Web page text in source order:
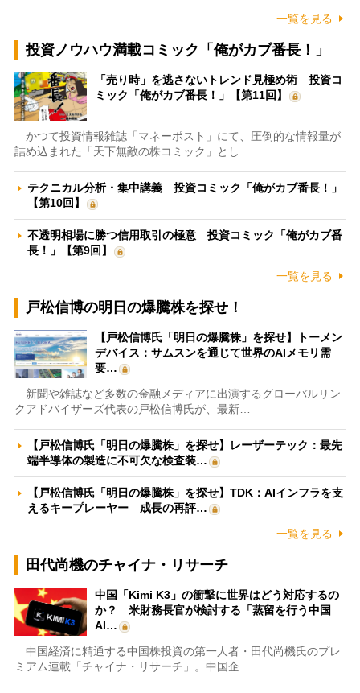
一覧を見る
投資ノウハウ満載コミック「俺がカブ番長！」
「売り時」を逃さないトレンド見極め術 投資コ
ミック「俺がカブ番長！」【第11回】
かつて投資情報雑誌「マネーポスト」にて、圧倒的な情報量が
詰め込まれた「天下無敵の株コミック」とし…
テクニカル分析・集中講義 投資コミック「俺がカブ番長！」
【第10回】
不透明相場に勝つ信用取引の極意 投資コミック「俺がカブ番
長！」【第9回】
一覧を見る
戸松信博の明日の爆騰株を探せ！
【戸松信博氏「明日の爆騰株」を探せ】トーメン
デバイス：サムスンを通じて世界のAIメモリ需
要…
新聞や雑誌など多数の金融メディアに出演するグローバルリン
クアドバイザーズ代表の戸松信博氏が、最新…
【戸松信博氏「明日の爆騰株」を探せ】レーザーテック：最先
端半導体の製造に不可欠な検査装…
【戸松信博氏「明日の爆騰株」を探せ】TDK：AIインフラを支
えるキープレーヤー 成長の再評…
一覧を見る
田代尚機のチャイナ・リサーチ
中国「Kimi K3」の衝撃に世界はどう対応するの
か？ 米財務長官が検討する「蒸留を行う中国
AI…
中国経済に精通する中国株投資の第一人者・田代尚機氏のプレ
ミアム連載「チャイナ・リサーチ」。中国企…